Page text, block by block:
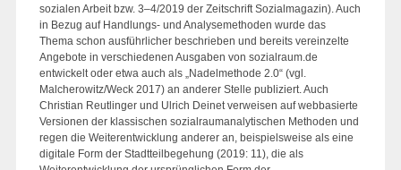
sozialen Arbeit bzw. 3–4/2019 der Zeitschrift Sozialmagazin). Auch
in Bezug auf Handlungs- und Analysemethoden wurde das
Thema schon ausführlicher beschrieben und bereits vereinzelte
Angebote in verschiedenen Ausgaben von sozialraum.de
entwickelt oder etwa auch als „Nadelmethode 2.0“ (vgl.
Malcherowitz/Weck 2017) an anderer Stelle publiziert. Auch
Christian Reutlinger und Ulrich Deinet verweisen auf webbasierte
Versionen der klassischen sozialraumanalytischen Methoden und
regen die Weiterentwicklung anderer an, beispielsweise als eine
digitale Form der Stadtteilbegehung (2019: 11), die als